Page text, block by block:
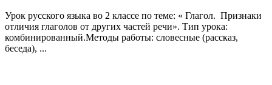
Урок русского языка во 2 классе по теме: « Глагол. Признаки
отличия глаголов от других частей речи». Тип урока:
комбинированный.Методы работы: словесные (рассказ,
беседа), ...